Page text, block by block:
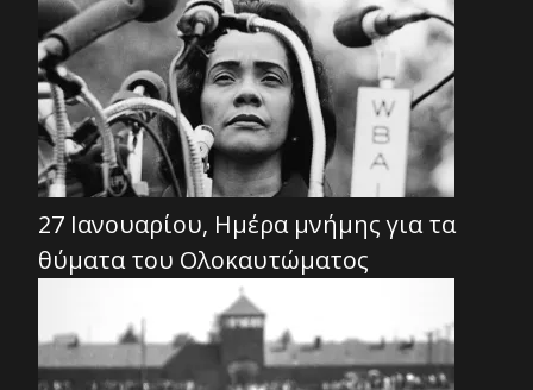
27 Ιανουαρίου, Ημέρα μνήμης για τα
θύματα του Ολοκαυτώματος